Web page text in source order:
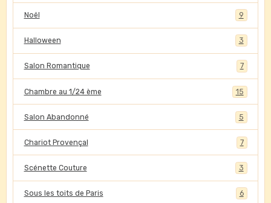
Noël 9
Halloween 3
Salon Romantique 7
Chambre au 1/24 ème 15
Salon Abandonné 5
Chariot Provençal 7
Scénette Couture 3
Sous les toits de Paris 6